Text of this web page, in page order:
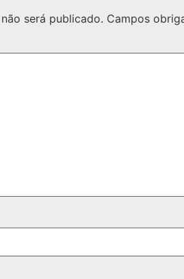
será publicado. Campos